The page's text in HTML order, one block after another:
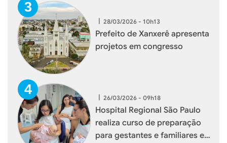
| 28/03/2026 - 10h13
Prefeito de Xanxerê apresenta
projetos em congresso
| 26/03/2026 - 09h18
Hospital Regional São Paulo
realiza curso de preparação
para gestantes e familiares em